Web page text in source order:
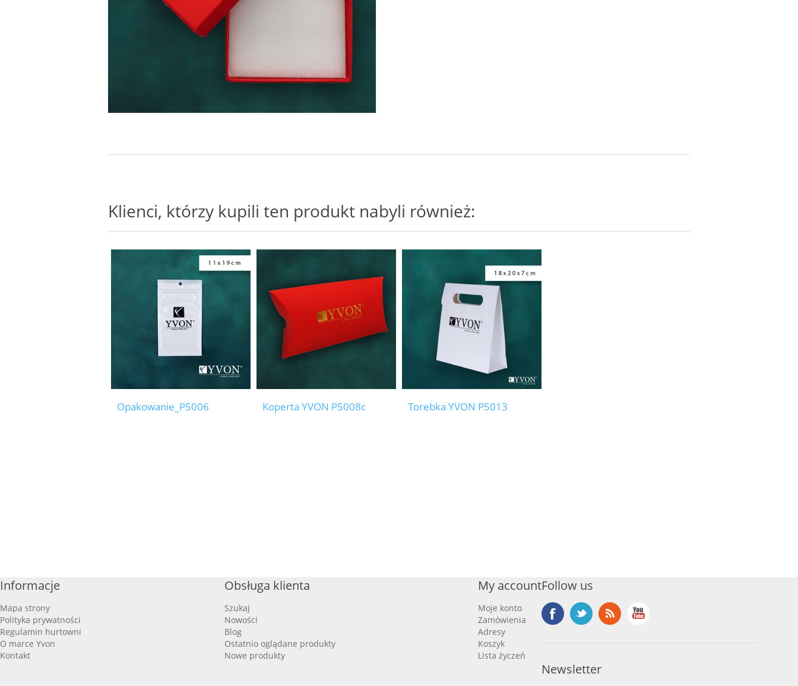
Klienci, którzy kupili ten produkt nabyli również:
Opakowanie_P5006 Koperta YVON P5008c Torebka YVON P5013
Informacje
Mapa strony
Polityka prywatności
Regulamin hurtowni
O marce Yvon
Kontakt
Obsługa klienta
Szukaj
Nowości
Blog
Ostatnio oglądane produkty
Nowe produkty
My account
Moje konto
Zamówienia
Adresy
Koszyk
Lista życzeń
Follow us
Newsletter